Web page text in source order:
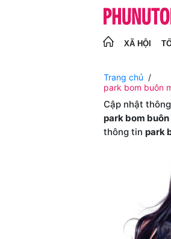
XÃ HỘI
Trang chủ
park bom buôn
Cập nhật
park bom
thông tin park